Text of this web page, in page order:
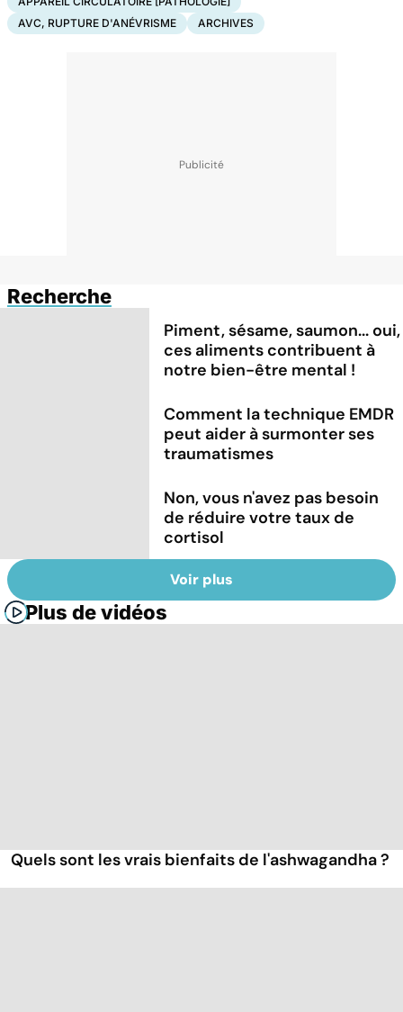
AVC, RUPTURE D'ANÉVRISME
ARCHIVES
Recherche
Piment, sésame, saumon... oui,
ces aliments contribuent à
notre bien-être mental !
Comment la technique EMDR
peut aider à surmonter ses
traumatismes
Non, vous n'avez pas besoin
de réduire votre taux de
cortisol
Voir plus
Plus de vidéos
Quels sont les vrais bienfaits de l'ashwagandha ?